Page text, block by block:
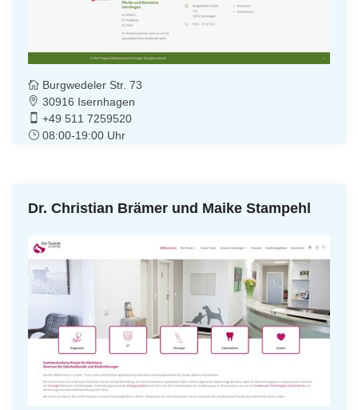
Burgwedeler Str. 73
30916 Isernhagen
+49 511 7259520
08:00-19:00 Uhr
Dr. Christian Brämer und Maike Stampehl